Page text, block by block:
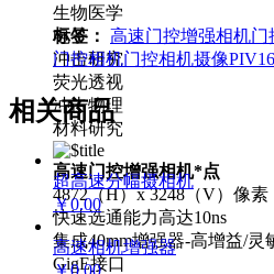
生物医学
电子
冲击研究
荧光透视
冲击物理
材料研究
高速门控增强相机*点
4872（H）x 3248（V）像素
快速选通能力高达10ns
集成40mm增强器-高增益/灵
GigE接口
标签： 高速门控增强相机门
门控相机门控相机摄像PIV
相关商品
超高速分幅摄相机
￥0.00
高速相机增强器
￥0.00